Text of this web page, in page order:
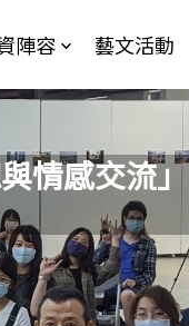
陣容 藝文活動
情感交流」